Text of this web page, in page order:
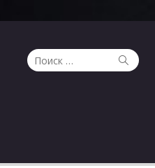
Поиск
по:
Поиск